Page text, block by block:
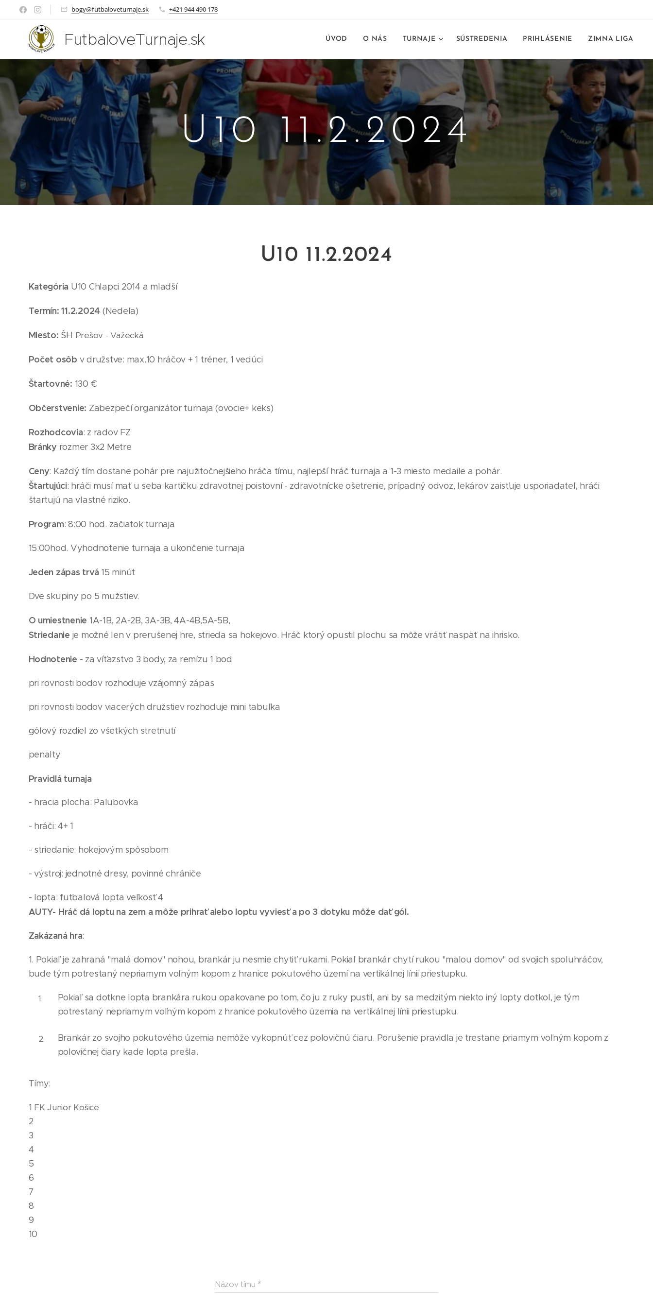
bogy@futbaloveturnaje.sk +421 944 490 178
FutbaloveTurnaje.sk ÚVOD O NÁS TURNAJE SÚSTREDENIA PRIHLÁSENIE ZIMNA LIGA
U10 11.2.2024
U10 11.2.2024
Kategória U10 Chlapci 2014a mladší
Termín: 11.2.2024 (Nedeľa)
Miesto: ŠH Prešov - Važecká
Počet osôb v družstve: max.10 hráčov + 1 tréner, 1 vedúci
Štartovné: 130 €
Občerstvenie: Zabezpečí organizátor turnaja (ovocie+ keks)
Rozhodcovia: z radov FZ
Bránky rozmer 3x2 Metre
Ceny: Každý tím dostane pohár pre najužitočnejšieho hráča tímu, najlepší hráč turnaja a 1-3 miesto medaile a pohár.
Štartujúci: hráči musí mať u seba kartičku zdravotnej poisťovní - zdravotnícke ošetrenie, prípadný odvoz, lekárov zaisťuje usporiadateľ, hráči
štartujú na vlastné riziko.
Program: 8:00 hod. začiatok turnaja
15:00hod. Vyhodnotenie turnaja a ukončenie turnaja
Jeden zápas trvá15 minút
Dve skupiny po 5 mužstiev.
O umiestnenie 1A-1B, 2A-2B, 3A-3B, 4A-4B,5A-5B,
Striedanie je možné len v prerušenej hre, strieda sa hokejovo. Hráč ktorý opustil plochu sa môže vrátiť naspäť na ihrisko.
Hodnotenie - za víťazstvo 3 body, za remízu 1 bod
pri rovnosti bodov rozhoduje vzájomný zápas
pri rovnosti bodov viacerých družstiev rozhoduje mini tabuľka
gólový rozdiel zo všetkých stretnutí
penalty
Pravidlá turnaja
- hracia plocha: Palubovka
- hráči: 4+ 1
- striedanie: hokejovým spôsobom
- výstroj: jednotné dresy, povinné chrániče
- lopta: futbalová lopta veľkosť 4
AUTY- Hráč dá loptu na zem a môže prihrať alebo loptu vyviesť a po 3 dotyku môže dať gól.
Zakázaná hra:
1. Pokiaľ je zahraná "malá domov" nohou, brankár ju nesmie chytiť rukami. Pokiaľ brankár chytí rukou "malou domov" od svojich spoluhráčov,
bude tým potrestaný nepriamym voľným kopom z hranice pokutového území na vertikálnej línii priestupku.
Pokiaľ sa dotkne lopta brankára rukou opakovane po tom, čo ju z ruky pustil, ani by sa medzitým niekto iný lopty dotkol, je tým
potrestaný nepriamym voľným kopom z hranice pokutového územia na vertikálnej línii priestupku.
Brankár zo svojho pokutového územia nemôže vykopnúť cez polovičnú čiaru. Porušenie pravidla je trestane priamym voľným kopom z
polovičnej čiary kade lopta prešla.
Tímy:
1 FK Junior Košice
2
3
4
5
6
7
8
9
10
Názov tímu